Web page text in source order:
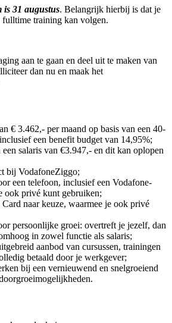
is 31 augustus. Belangrijk hierbij is dat je
fulltime training kan volgen.
aan te gaan en deel uit te maken van
dan nu en maak het
€ 3.462,- per maand op basis van een 40-
een benefit budget van 14,95%;
een salaris van €3.947,- en dit kan oplopen
bij VodafoneZiggo;
een telefoon, inclusief een Vodafone-
ook privé kunt gebruiken;
naar keuze, waarmee je ook privé
persoonlijke groei: overtreft je jezelf, dan
in zowel functie als salaris;
aanbod van cursussen, trainingen
betaald door je werkgever;
bij een vernieuwend en snelgroeiend